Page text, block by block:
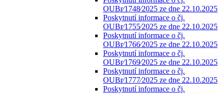
OUBr⁄1748⁄2025 ze dne 22.10.2025
Poskytnutí informace o čj.
OUBr⁄1755⁄2025 ze dne 22.10.2025
Poskytnutí informace o čj.
OUBr⁄1766⁄2025 ze dne 22.10.2025
Poskytnutí informace o čj.
OUBr⁄1769⁄2025 ze dne 22.10.2025
Poskytnutí informace o čj.
OUBr⁄1777⁄2025 ze dne 22.10.2025
Poskytnutí informace o čj.